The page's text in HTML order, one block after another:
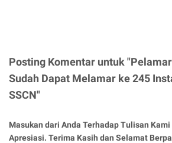
Posting Komentar untuk
Sudah Dapat Melamar ke 245
SSCN"
Masukan dari Anda Terhadap Tulisan
Apresiasi. Terima Kasih dan Selamat